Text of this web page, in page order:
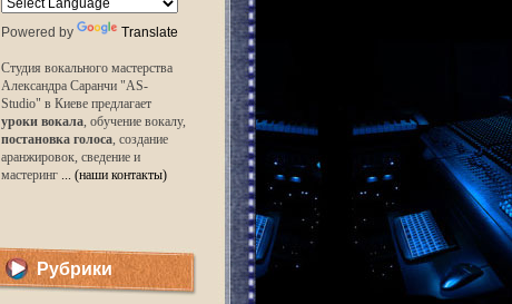
Powered by Translate
Студия вокального мастерства
Александра Саранчи "AS-
Studio" в Киеве предлагает
уроки вокала, обучение вокалу,
постановка голоса, создание
аранжировок, сведение и
мастеринг ... (наши контакты)
Рубрики